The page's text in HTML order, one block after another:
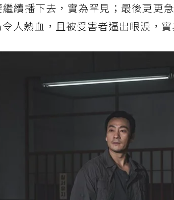
續播下去，實為罕見；最後更更
人熱血，且被受害者逼出眼淚，實